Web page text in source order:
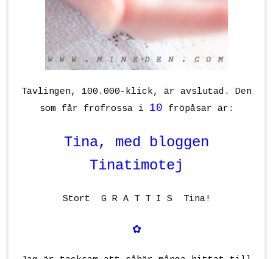
Tävlingen, 100.000-klick, är avslutad. Den
som får fröfrossa i 10 fröpåsar är:
Tina, med bloggen
Tinatimotej
Stort G R A T T I S Tina!
✿